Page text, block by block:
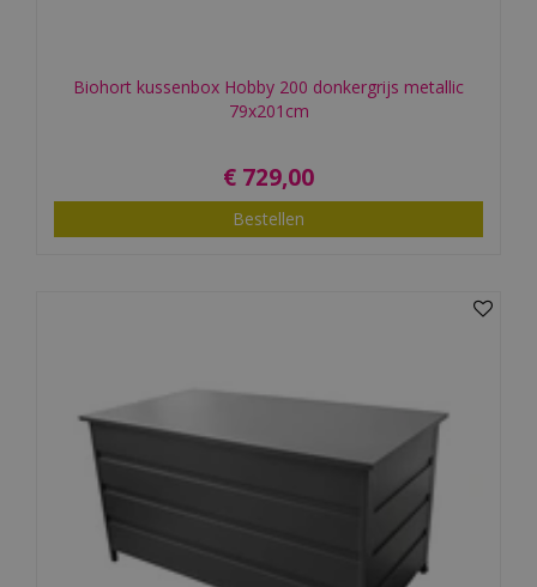
Biohort kussenbox Hobby 200 donkergrijs metallic
79x201cm
€ 729,00
Bestellen